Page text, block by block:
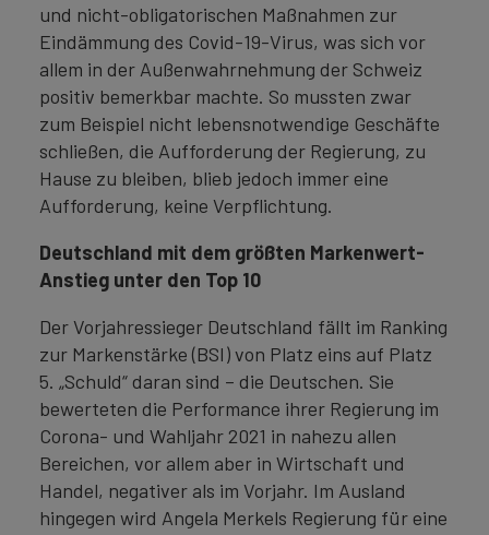
und nicht-obligatorischen Maßnahmen zur
Eindämmung des Covid-19-Virus, was sich vor
allem in der Außenwahrnehmung der Schweiz
positiv bemerkbar machte. So mussten zwar
zum Beispiel nicht lebensnotwendige Geschäfte
schließen, die Aufforderung der Regierung, zu
Hause zu bleiben, blieb jedoch immer eine
Aufforderung, keine Verpflichtung.
Deutschland mit dem größten Markenwert-
Anstieg unter den Top 10
Der Vorjahressieger Deutschland fällt im Ranking
zur Markenstärke (BSI) von Platz eins auf Platz
5. „Schuld“ daran sind – die Deutschen. Sie
bewerteten die Performance ihrer Regierung im
Corona- und Wahljahr 2021 in nahezu allen
Bereichen, vor allem aber in Wirtschaft und
Handel, negativer als im Vorjahr. Im Ausland
hingegen wird Angela Merkels Regierung für eine